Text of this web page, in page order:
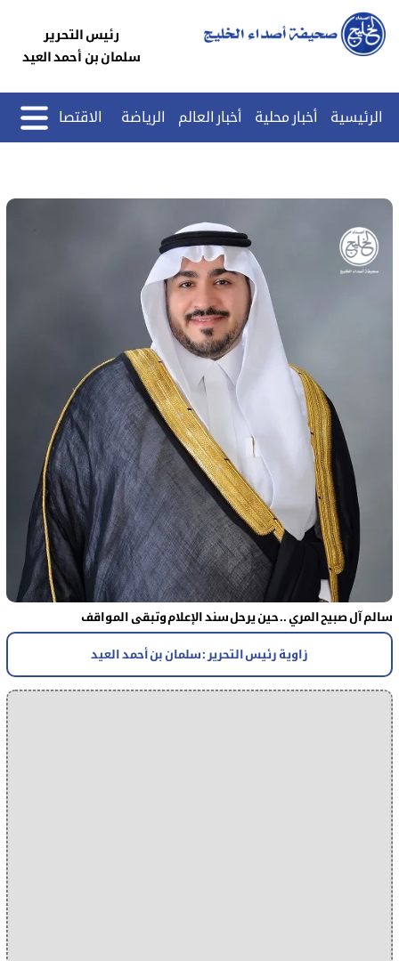
رئيس التحرير
سلمان بن أحمد العيد
الرئيسية أخبار محلية أخبار العالم الرياضة الاقتصاد
سالم آل صبيح المري .. حين يرحل سند الإعلام وتبقى المواقف
زاوية رئيس التحرير : سلمان بن أحمد العيد